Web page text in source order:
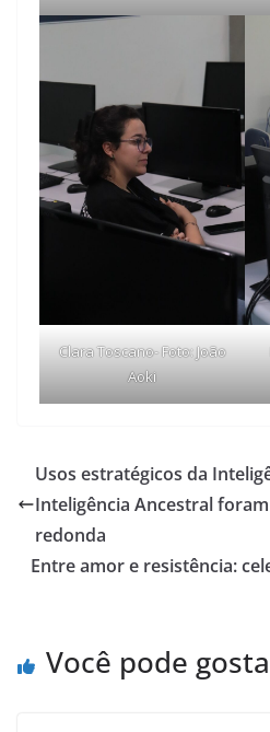
Clara Toscano- Foto: João
Aoki
Usos estratégicos da
Inteligência Ancestral
redonda
Entre amor e resistência:
Você pode